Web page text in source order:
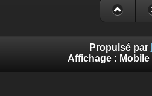
Propulsé par
Affichage : Mobile